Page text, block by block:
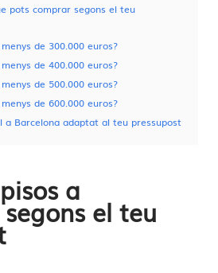
pots comprar segons el teu
de 300.000 euros?
de 400.000 euros?
de 500.000 euros?
de 600.000 euros?
a Barcelona adaptat al teu pressupost
a
el teu